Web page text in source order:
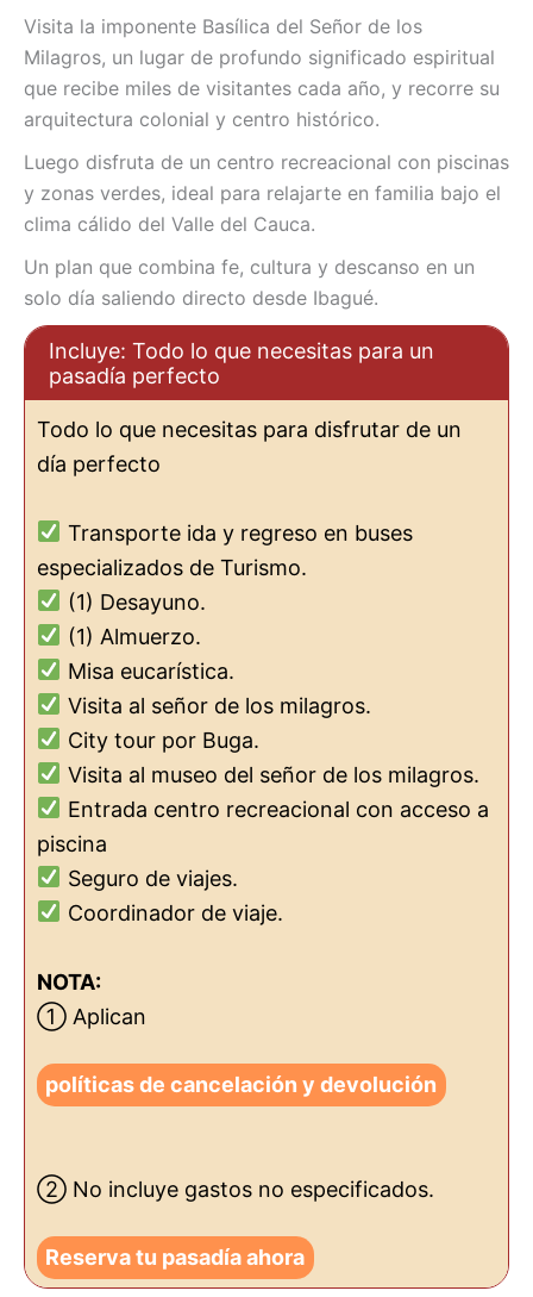
Visita la imponente Basílica del Señor de los
Milagros, un lugar de profundo significado espiritual
que recibe miles de visitantes cada año, y recorre su
arquitectura colonial y centro histórico.
Luego disfruta de un centro recreacional con piscinas
y zonas verdes, ideal para relajarte en familia bajo el
clima cálido del Valle del Cauca.
Un plan que combina fe, cultura y descanso en un
solo día saliendo directo desde Ibagué.
Incluye: Todo lo que necesitas para un
pasadía perfecto
Todo lo que necesitas para disfrutar de un
día perfecto
Transporte ida y regreso en buses
especializados de Turismo.
(1) Desayuno.
(1) Almuerzo.
Misa eucarística.
Visita al señor de los milagros.
City tour por Buga.
Visita al museo del señor de los milagros.
Entrada centro recreacional con acceso a
piscina
Seguro de viajes.
Coordinador de viaje.
NOTA:
① Aplican
políticas de cancelación y devolución
② No incluye gastos no especificados.
Reserva tu pasadía ahora